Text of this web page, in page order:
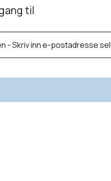
til
- Skriv inn e-postadresse